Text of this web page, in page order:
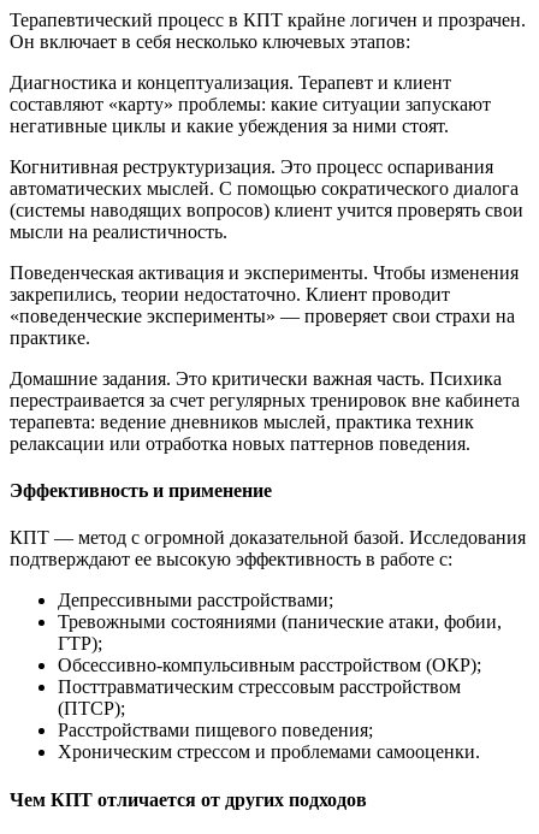
Терапевтический процесс в КПТ крайне логичен и прозрачен.
Он включает в себя несколько ключевых этапов:
Диагностика и концептуализация. Терапевт и клиент
составляют «карту» проблемы: какие ситуации запускают
негативные циклы и какие убеждения за ними стоят.
Когнитивная реструктуризация. Это процесс оспаривания
автоматических мыслей. С помощью сократического диалога
(системы наводящих вопросов) клиент учится проверять свои
мысли на реалистичность.
Поведенческая активация и эксперименты. Чтобы изменения
закрепились, теории недостаточно. Клиент проводит
«поведенческие эксперименты» — проверяет свои страхи на
практике.
Домашние задания. Это критически важная часть. Психика
перестраивается за счет регулярных тренировок вне кабинета
терапевта: ведение дневников мыслей, практика техник
релаксации или отработка новых паттернов поведения.
Эффективность и применение
КПТ — метод с огромной доказательной базой. Исследования
подтверждают ее высокую эффективность в работе с:
Депрессивными расстройствами;
Тревожными состояниями (панические атаки, фобии,
ГТР);
Обсессивно-компульсивным расстройством (ОКР);
Посттравматическим стрессовым расстройством
(ПТСР);
Расстройствами пищевого поведения;
Хроническим стрессом и проблемами самооценки.
Чем КПТ отличается от других подходов